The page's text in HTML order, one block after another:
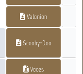
Valonion
Scooby-Doo
Voces